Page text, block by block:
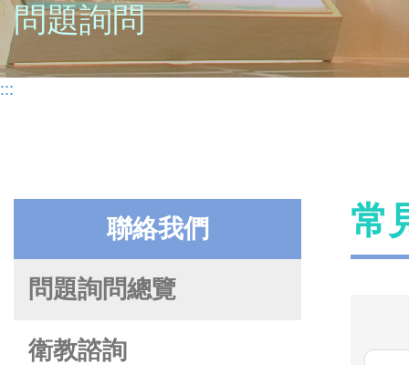
問題詢問
:::
聯絡我們
問題詢問總覽
衛教諮詢
常